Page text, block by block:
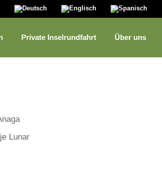
Private Inselrundfahrt Über uns
Lunar